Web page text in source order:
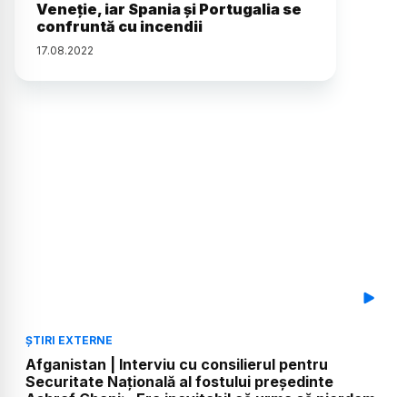
Veneție, iar Spania și Portugalia se
confruntă cu incendii
17.08.2022
ȘTIRI EXTERNE
Afganistan | Interviu cu consilierul pentru
Securitate Națională al fostului președinte